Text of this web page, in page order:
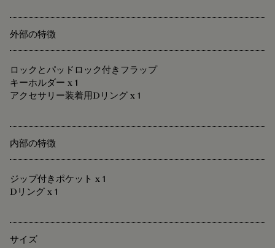
外部の特徴
ロックとパッドロック付きフラップ
キーホルダー x 1
アクセサリー装着用Dリング x 1
内部の特徴
ジップ付きポケット x 1
Dリング x 1
サイズ